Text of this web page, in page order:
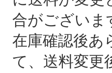
合がございま
在庫確認後あ
て、送料変更